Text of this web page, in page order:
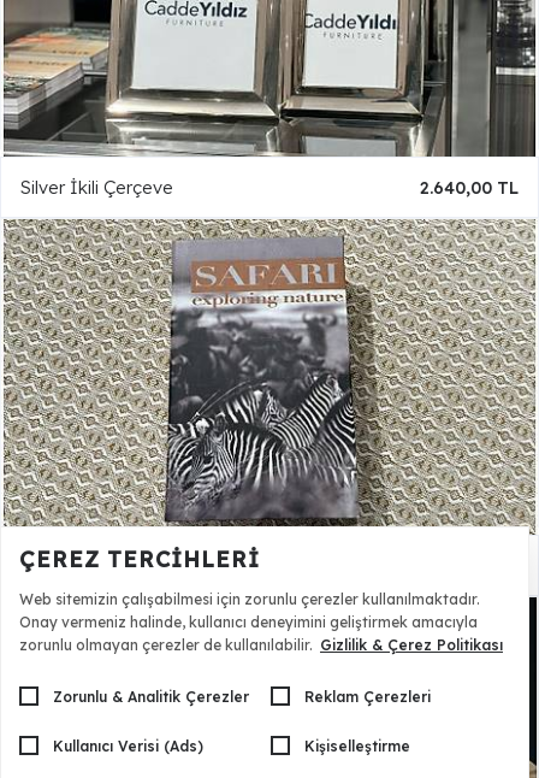
Silver İkili Çerçeve 2.640,00 TL
Safari Kitap Kutusu - 1 Adet
ÇEREZ TERCIHLERI
Web sitemizin çalışabilmesi için zorunlu çerezler kullanılmaktadır.
Onay vermeniz halinde, kullanıcı deneyimini geliştirmek amacıyla
zorunlu olmayan çerezler de kullanılabilir. Gizlilik & Çerez Politikası
Zorunlu & Analitik Çerezler Reklam Çerezleri
Kullanıcı Verisi (Ads) Kişiselleştirme